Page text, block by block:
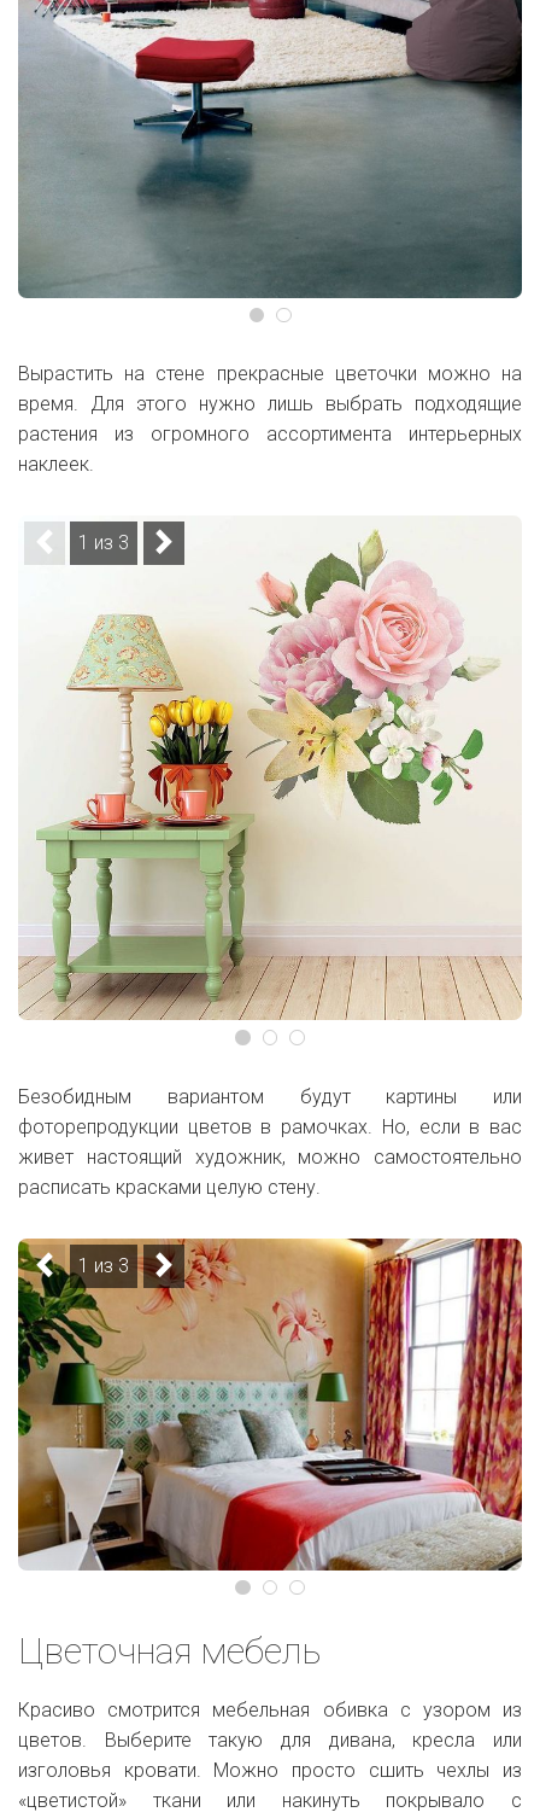
Вырастить на стене прекрасные цветочки можно на
время. Для этого нужно лишь выбрать подходящие
растения из огромного ассортимента интерьерных
наклеек.
1 из 3
Безобидным вариантом будут картины или
фоторепродукции цветов в рамочках. Но, если в вас
живет настоящий художник, можно самостоятельно
расписать красками целую стену.
1 из 3
Цветочная мебель
Красиво смотрится мебельная обивка с узором из
цветов. Выберите такую для дивана, кресла или
изголовья кровати. Можно просто сшить чехлы из
«цветистой» ткани или накинуть покрывало с